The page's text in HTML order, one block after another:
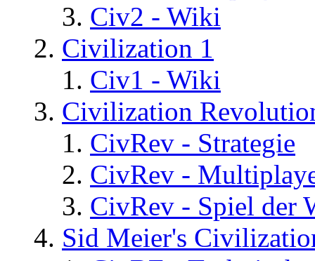
Civ2 - Wiki
Civilization 1
Civ1 - Wiki
Civilization
CivRev - Strategie
CivRev -
CivRev - Spiel der
Sid Meier's